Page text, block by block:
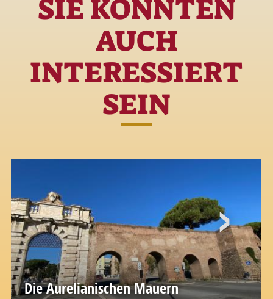
SIE KÖNNTEN
AUCH
INTERESSIERT
SEIN
Die Aurelianischen Mauern